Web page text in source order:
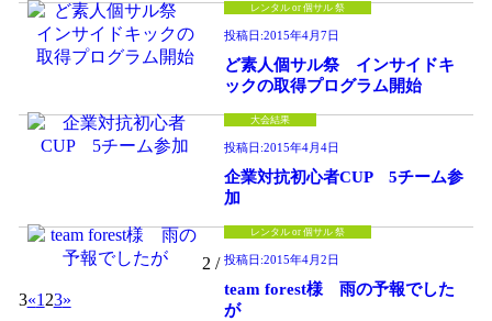
レンタル or 個サル 祭
投稿日:2015年4月7日
ど素人個サル祭 インサイドキ
ックの取得プログラム開始
大会結果
投稿日:2015年4月4日
企業対抗初心者CUP 5チーム参
加
レンタル or 個サル 祭
投稿日:2015年4月2日
team forest様 雨の予報でした
が
2 /
3«1 23»